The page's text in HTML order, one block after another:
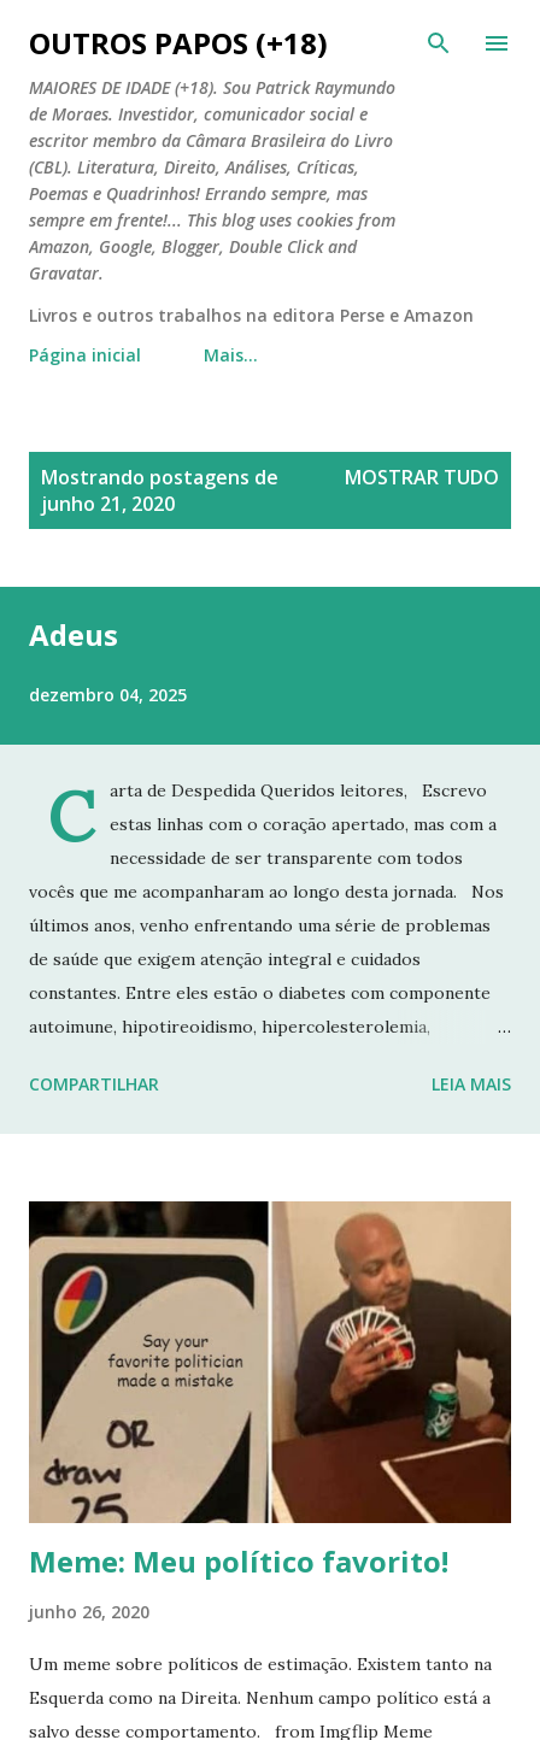
Pular para o conteúdo principal
OUTROS PAPOS (+18)
MAIORES DE IDADE (+18). Sou Patrick Raymundo
de Moraes. Investidor, comunicador social e
escritor membro da Câmara Brasileira do Livro
(CBL). Literatura, Direito, Análises, Críticas,
Poemas e Quadrinhos! Errando sempre, mas
sempre em frente!... This blog uses cookies from
Amazon, Google, Blogger, Double Click and
Gravatar.
Livros e outros trabalhos na editora Perse e Amazon
Página inicial
Mais…
Mostrando postagens de
junho 21, 2020
MOSTRAR TUDO
Adeus
dezembro 04, 2025
C
arta de Despedida Queridos leitores, Escrevo
estas linhas com o coração apertado, mas com a
necessidade de ser transparente com todos
vocês que me acompanharam ao longo desta jornada. Nos
últimos anos, venho enfrentando uma série de problemas
de saúde que exigem atenção integral e cuidados
constantes. Entre eles estão o diabetes com componente
autoimune, hipotireoidismo, hipercolesterolemia,
fraturas. Esses desafios têm impactado profundamente
Não posso garantir quando — ou se — retornarei. Neste
momento, minha prioridade precisa ser cuidar da minha
saúde e buscar qualidade de vida dentro das limitações que
enfrento. Quero agradecer imensamente a cada um de
vocês que esteve comigo, que leu, comentou, compartilho...
COMPARTILHAR LEIA MAIS
Meme: Meu político favorito!
junho 26, 2020
Um meme sobre políticos de estimação. Existem tanto na
Esquerda como na Direita. Nenhum campo político está a
salvo desse comportamento. from Imgflip Meme